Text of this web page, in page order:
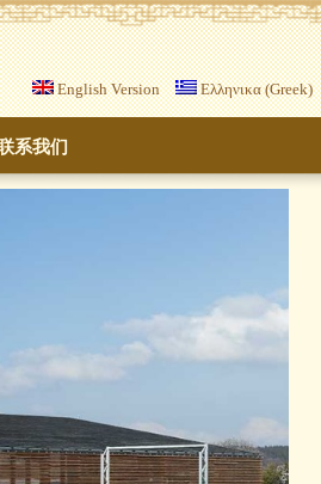
English Version Ελληνικα (Greek)
系我们